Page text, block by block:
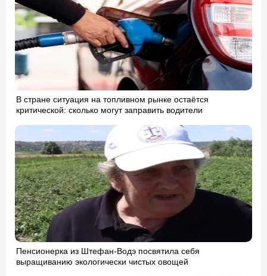
В стране ситуация на топливном рынке остаётся
критической: сколько могут заправить водители
Пенсионерка из Штефан-Водэ посвятила себя
выращиванию экологически чистых овощей